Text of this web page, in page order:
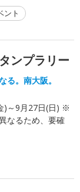
ント
ンプラリー
る。南大阪。
)～9月27日(日) ※
なるため、要確